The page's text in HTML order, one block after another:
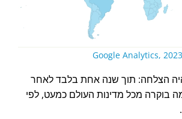
Google Analytics, 2023
הצלחה: תוך שנה אחת בלבד לאחר
בוקרה מכל מדינות העולם כמעט, לפי